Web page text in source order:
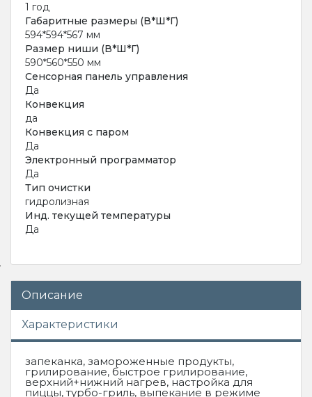
1 год
Габаритные размеры (В*Ш*Г)
594*594*567 мм
Размер ниши (В*Ш*Г)
590*560*550 мм
Сенсорная панель управления
Да
Конвекция
да
Конвекция с паром
Да
Электронный программатор
Да
Тип очистки
гидролизная
Инд. текущей температуры
Да
Описание
Характеристики
запеканка, замороженные продукты,
грилирование, быстрое грилирование,
верхний+нижний нагрев, настройка для
пиццы, турбо-гриль, выпекание в режиме